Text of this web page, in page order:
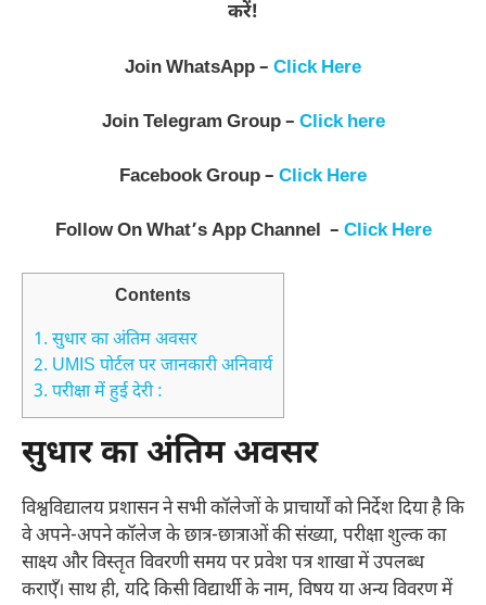
करें!
Join WhatsApp – Click Here
Join Telegram Group – Click here
Facebook Group – Click Here
Follow On What’s App Channel – Click Here
Contents
1. सुधार का अंतिम अवसर
2. UMIS पोर्टल पर जानकारी अनिवार्य
3. परीक्षा में हुई देरी :
सुधार का अंतिम अवसर
विश्वविद्यालय प्रशासन ने सभी कॉलेजों के प्राचार्यों को निर्देश दिया है कि
वे अपने-अपने कॉलेज के छात्र-छात्राओं की संख्या, परीक्षा शुल्क का
साक्ष्य और विस्तृत विवरणी समय पर प्रवेश पत्र शाखा में उपलब्ध
कराएँ। साथ ही, यदि किसी विद्यार्थी के नाम, विषय या अन्य विवरण में